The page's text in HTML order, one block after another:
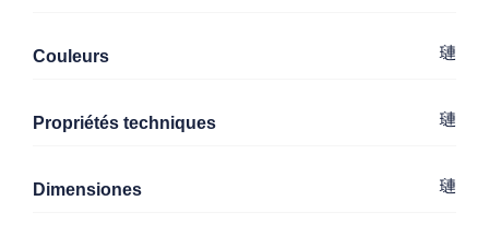
Couleurs
Propriétés techniques
Dimensiones